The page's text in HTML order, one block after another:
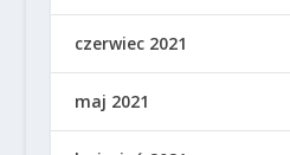
czerwiec 2021
maj 2021